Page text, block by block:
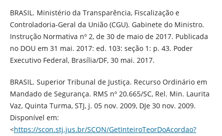
BRASIL. Ministério da Transparência, Fiscalização e
Controladoria-Geral da União (CGU). Gabinete do Ministro.
Instrução Normativa nº 2, de 30 de maio de 2017. Publicada
no DOU em 31 mai. 2017: ed. 103: seção 1: p. 43. Poder
Executivo Federal, Brasília/DF, 30 mai. 2017.
BRASIL. Superior Tribunal de Justiça. Recurso Ordinário em
Mandado de Segurança. RMS nº 20.665/SC, Rel. Min. Laurita
Vaz, Quinta Turma, STJ, j. 05 nov. 2009, DJe 30 nov. 2009.
Disponível em:
<https://scon.stj.jus.br/SCON/GetInteiroTeorDoAcordao?